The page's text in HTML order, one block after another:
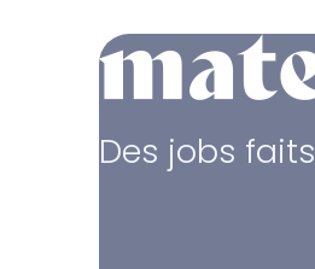
Des jobs